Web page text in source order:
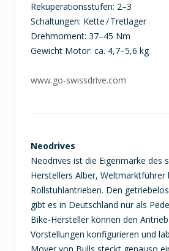
Rekuperationsstufen: 2–3
Schaltungen: Kette / Tretlager
Drehmoment: 37–45 Nm
Gewicht Motor: ca. 4,7–5,6 kg
www.go-swissdrive.com
Neodrives
Neodrives ist die Eigenmarke des
Herstellers Alber, Weltmarktführer
Rollstuhlantrieben. Den
gibt es in Deutschland nur als
Bike-Hersteller können den
Vorstellungen konfigurieren und